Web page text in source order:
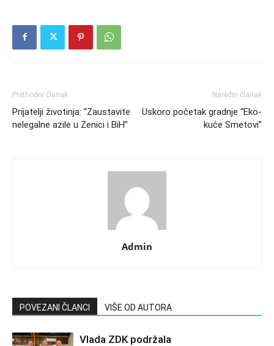
Prethodni članak
Prijatelji životinja: “Zaustavite
nelegalne azile u Zenici i BiH”
Naredni članak
Uskoro početak gradnje “Eko-
kuće Smetovi”
Admin
POVEZANI ČLANCI VIŠE OD AUTORA
Vlada ZDK podržala